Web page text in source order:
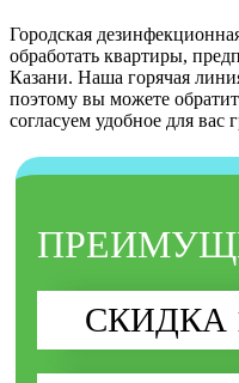
Городская
обработать квартиры,
Казани. Наша горячая
поэтому вы можете
согласуем удобное для вас
СКИДКА